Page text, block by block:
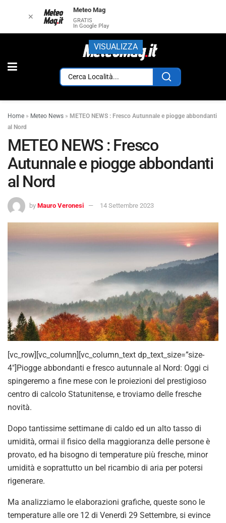
Home » Meteo News » METEO NEWS : Fresco Autunnale e piogge abbondanti
al Nord
METEO NEWS : Fresco
Autunnale e piogge abbondanti
al Nord
by Mauro Veronesi 14 Settembre 2023
[vc_row][vc_column][vc_column_text dp_text_size=”size-
4″]Piogge abbondanti e fresco autunnale al Nord: Oggi ci
spingeremo a fine mese con le proiezioni del prestigioso
centro di calcolo Statunitense, e troviamo delle fresche
novità.
Dopo tantissime settimane di caldo ed un alto tasso di
umidità, ormai il fisico della maggioranza delle persone è
provato, ed ha bisogno di temperature più fresche, minor
umidità e soprattutto un bel ricambio di aria per potersi
rigenerare.
Ma analizziamo le elaborazioni grafiche, queste sono le
temperature alle ore 12 di Venerdì 29 Settembre, si evince
✕
Meteo Mag
GRATIS
In Google Play
VISUALIZZA